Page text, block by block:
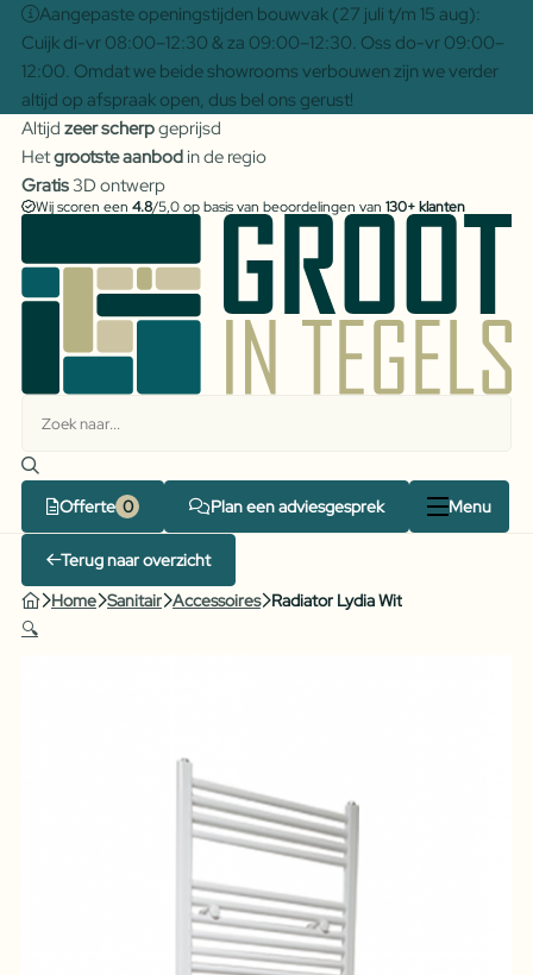
Aangepaste openingstijden bouwvak (27 juli t/m 15 aug):
Cuijk di-vr 08:00–12:30 & za 09:00–12:30. Oss do-vr 09:00–
12:00. Omdat we beide showrooms verbouwen zijn we verder
altijd op afspraak open, dus bel ons gerust!
Altijd zeer scherpgeprijsd
Hetgrootste aanbodin de regio
Gratis3D ontwerp
Wij scoren een 4.8/5,0 op basis van beoordelingen van 130+ klanten
Offerte Plan een adviesgesprek Menu
Terug naar overzicht
Home Sanitair Accessoires Radiator Lydia Wit
🔍